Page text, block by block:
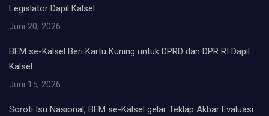
Legislator Dapil Kalsel
Juni 20, 2026
BEM se-Kalsel Beri Kartu Kuning untuk DPRD dan DPR RI Dapil
Kalsel
Juni 15, 2026
Soroti Isu Nasional, BEM se-Kalsel gelar Teklap Akbar Evaluasi